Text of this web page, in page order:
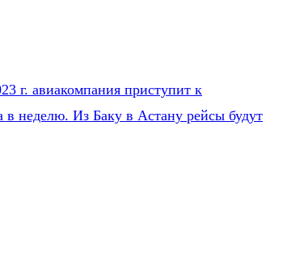
г. авиакомпания приступит к
неделю. Из Баку в Астану рейсы будут